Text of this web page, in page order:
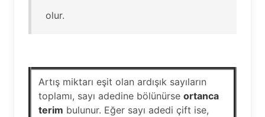
olur.
Artış miktarı eşit olan ardışık sayıların
toplamı, sayı adedine bölünürse ortanca
terim bulunur. Eğer sayı adedi çift ise,